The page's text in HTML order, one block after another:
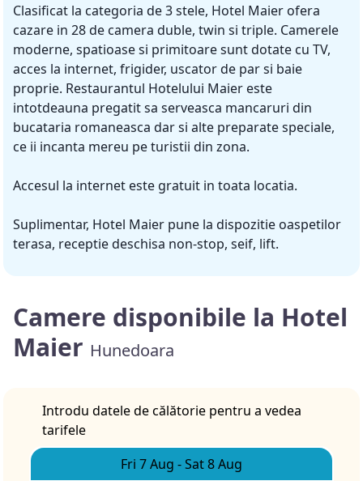
Clasificat la categoria de 3 stele, Hotel Maier ofera
cazare in 28 de camera duble, twin si triple. Camerele
moderne, spatioase si primitoare sunt dotate cu TV,
acces la internet, frigider, uscator de par si baie
proprie. Restaurantul Hotelului Maier este
intotdeauna pregatit sa serveasca mancaruri din
bucataria romaneasca dar si alte preparate speciale,
ce ii incanta mereu pe turistii din zona.
Accesul la internet este gratuit in toata locatia.
Suplimentar, Hotel Maier pune la dispozitie oaspetilor
terasa, receptie deschisa non-stop, seif, lift.
Camere disponibile la Hotel
Maier Hunedoara
Introdu datele de călătorie pentru a vedea
tarifele
Fri 7 Aug -Sat 8 Aug